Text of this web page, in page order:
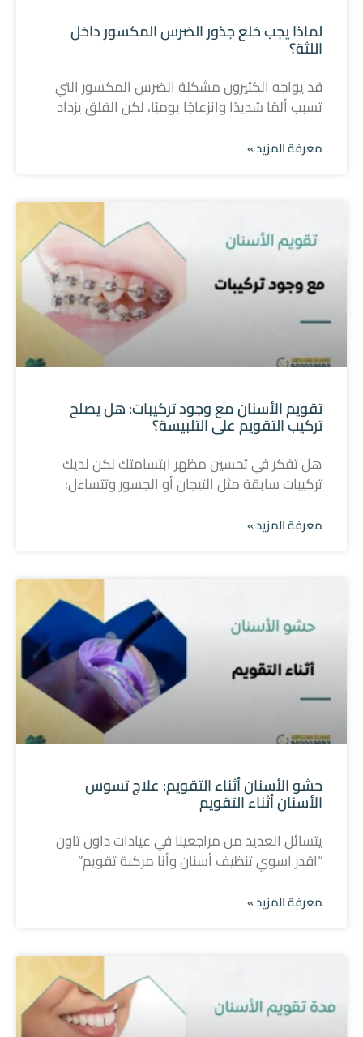
لماذا يجب خلع جذور الضرس المكسور داخل
اللثة؟
قد يواجه الكثيرون مشكلة الضرس المكسور التي
تسبب ألمًا شديدًا وانزعاجًا يوميًا، لكن القلق يزداد
معرفة المزيد »
تقويم الأسنان مع وجود تركيبات: هل يصلح
تركيب التقويم على التلبيسة؟
هل تفكر في تحسين مظهر ابتسامتك لكن لديك
تركيبات سابقة مثل التيجان أو الجسور وتتساءل:
معرفة المزيد »
حشو الأسنان أثناء التقويم: علاج تسوس
الأسنان أثناء التقويم
يتسائل العديد من مراجعينا في عيادات داون تاون
“اقدر اسوي تنظيف أسنان وأنا مركبة تقويم”
معرفة المزيد »